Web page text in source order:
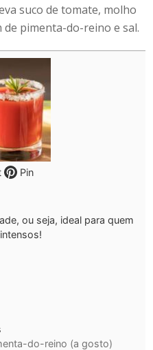
suco de tomate, molho
pimenta-do-reino e sal.
Pin
ou seja, ideal para quem
do-reino (a gosto)